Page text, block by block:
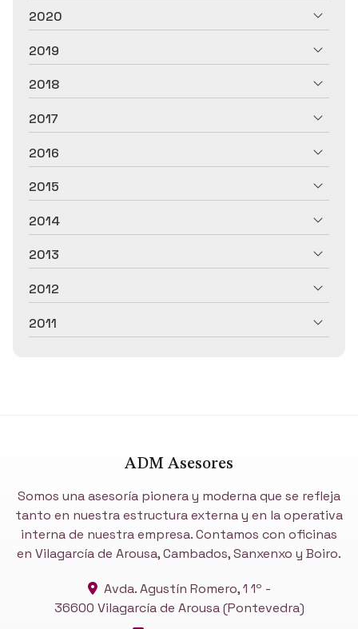
2020
2019
2018
2017
2016
2015
2014
2013
2012
2011
ADM Asesores
Somos una asesoría pionera y moderna que se refleja
tanto en nuestra estructura externa y en la operativa
interna de nuestra empresa. Contamos con oficinas
en Vilagarcía de Arousa, Cambados, Sanxenxo y Boiro.
Avda. Agustín Romero, 1 1º -
36600 Vilagarcía de Arousa(Pontevedra)